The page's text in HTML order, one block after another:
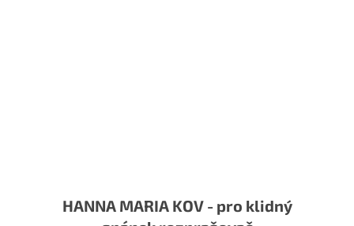
HANNA MARIA KOV - pro klidný